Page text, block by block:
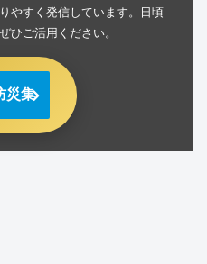
やすく発信しています。日頃
ひご活用ください。
災集